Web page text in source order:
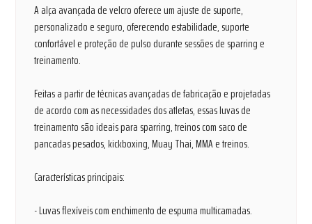
A alça avançada de velcro oferece um ajuste de suporte,
personalizado e seguro, oferecendo estabilidade, suporte
confortável e proteção de pulso durante sessões de sparring e
treinamento.
Feitas a partir de técnicas avançadas de fabricação e projetadas
de acordo com as necessidades dos atletas, essas luvas de
treinamento são ideais para sparring, treinos com saco de
pancadas pesados, kickboxing, Muay Thai, MMA e treinos.
Características principais:
- Luvas flexíveis com enchimento de espuma multicamadas.